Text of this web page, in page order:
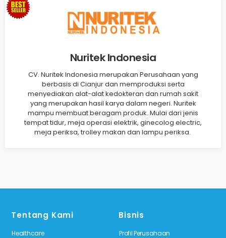
Nuritek Indonesia
CV. Nuritek Indonesia merupakan Perusahaan yang
berbasis di Cianjur dan memproduksi serta
menyediakan alat-alat kedokteran dan rumah sakit
yang merupakan hasil karya dalam negeri. Nuritek
mampu membuat beragam produk. Mulai dari jenis
tempat tidur, meja operasi elektrik, ginecolog electric,
meja periksa, trolley makan dan lampu periksa.
Tentang Kami
Healthcare
Bisnis
Profil Perusahaan